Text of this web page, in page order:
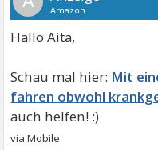
Hallo Aita,
Mit
fahren obwohl